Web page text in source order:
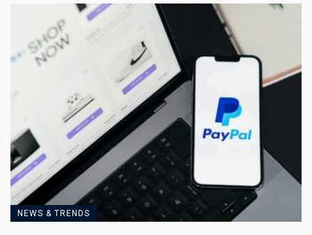
NEWS & TRENDS